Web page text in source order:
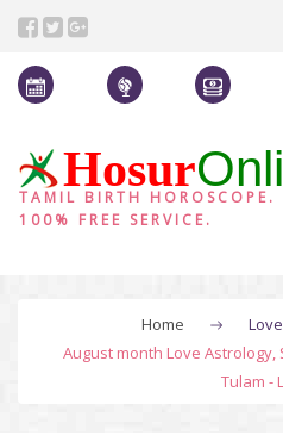
Hosur
TAMIL BIRTH HOROSCOPE.
100% FREE SERVICE.
Home
August month Love
Tulam -